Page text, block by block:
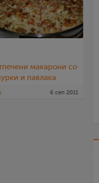
макарони со
и павлака
6 сеп 2011